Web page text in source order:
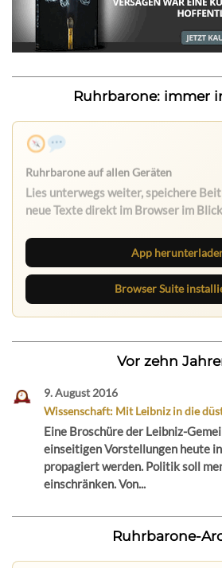
Ruhrbarone: immer
App
Browser Suite
Vor zehn
9. August 2016
Wissenschaft: Mit Leibniz in die
Eine Broschüre der Leibniz-
einseitigen Vorstellungen heute
propagiert werden. Politik soll
einschränken. Von...
Ruhrbarone-